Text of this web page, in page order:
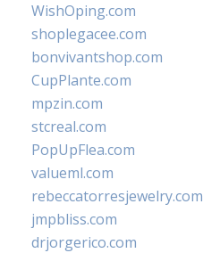
WishOping.com
shoplegacee.com
bonvivantshop.com
CupPlante.com
mpzin.com
stcreal.com
PopUpFlea.com
valueml.com
rebeccatorresjewelry.com
jmpbliss.com
drjorgerico.com